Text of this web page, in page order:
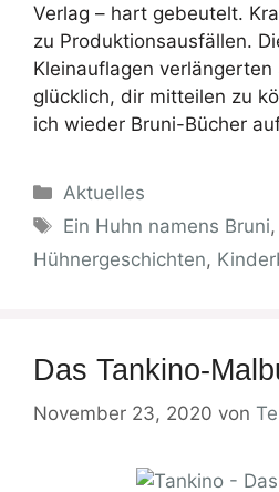
Verlag – hart gebeutelt.
zu Produktionsausfällen.
Kleinauflagen verlängerten
glücklich, dir mitteilen zu
ich wieder Bruni-Bücher
Kategorien
Aktuelles
Schlagwörter
Ein Huhn namens Bruni,
Hühnergeschichten,
Das Tankino-
November 23, 2020 von